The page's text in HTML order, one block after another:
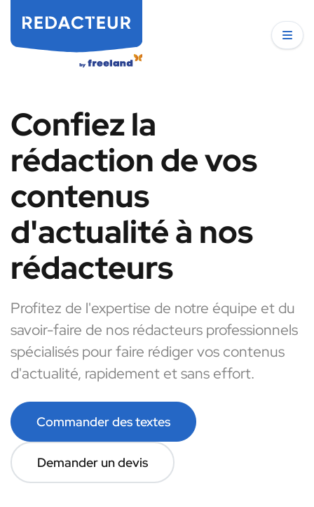
Confiez la
rédaction de vos
contenus
d'actualité à nos
rédacteurs
Profitez de l'expertise de notre équipe et du
savoir-faire de nos rédacteurs professionnels
spécialisés pour faire rédiger vos contenus
d'actualité, rapidement et sans effort.
Commander des textes
Demander un devis